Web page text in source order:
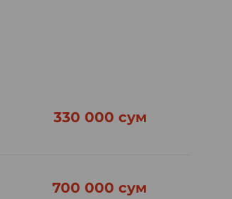
330 000 сум
700 000 сум